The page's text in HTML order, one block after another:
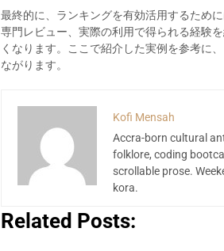
最終的に、ランキングを有効活用するため
専門レビュー、実際の利用で得られる経験
くなります。ここで紹介した実例を参考に
ながります。
Kofi Mensah
Accra-born cultural
folklore, coding
scrollable prose.
kora.
Related Posts: